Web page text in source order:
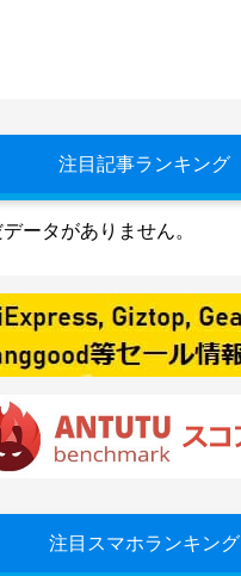
注目記事ランキング
データがありません。
注目スマホランキング